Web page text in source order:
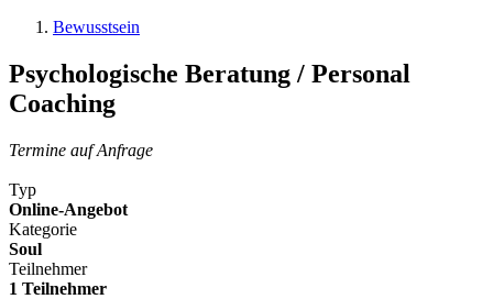
Bewusstsein
Psychologische Beratung / Personal
Coaching
Termine auf Anfrage
Typ
Online-Angebot
Kategorie
Soul
Teilnehmer
1 Teilnehmer